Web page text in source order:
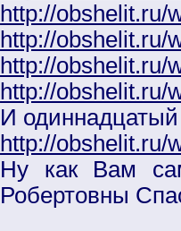
http://obshelit.ru/
http://obshelit.ru/
http://obshelit.ru/
http://obshelit.ru/
И
http://obshelit.ru/
Ну как Вам
Робертовны